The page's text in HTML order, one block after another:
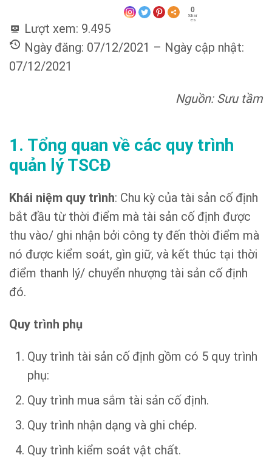
0
Shar
es
Lượt xem: 9.495
Ngày đăng: 07/12/2021 – Ngày cập nhật:
07/12/2021
Nguồn: Sưu tầm
1. Tổng quan về các quy trình
quản lý TSCĐ
Khái niệm quy trình: Chu kỳ của tài sản cố định
bắt đầu từ thời điểm mà tài sản cố định được
thu vào/ ghi nhận bởi công ty đến thời điểm mà
nó được kiểm soát, gìn giữ, và kết thúc tại thời
điểm thanh lý/ chuyển nhượng tài sản cố định
đó.
Quy trình phụ
Quy trình tài sản cố định gồm có 5 quy trình
phụ:
Quy trình mua sắm tài sản cố định.
Quy trình nhận dạng và ghi chép.
Quy trình kiểm soát vật chất.